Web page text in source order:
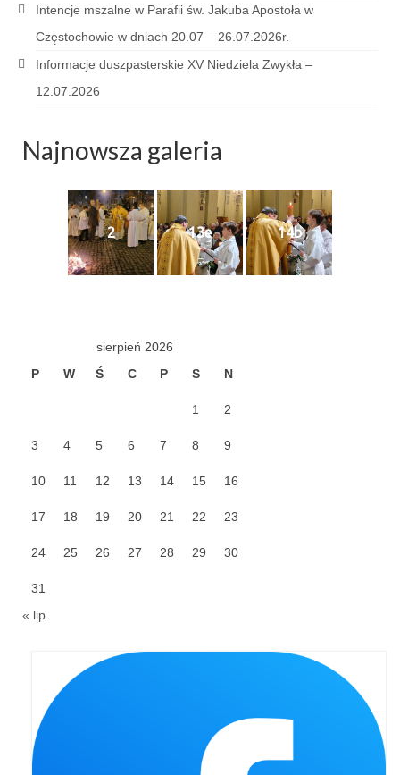
Galerie 2026
Niedziela Palmowa 29.03.2026
Wielka Sobota 04.04.2026
Godzina Miłosierdzia 12.04.2026
Zakończenie Oktawy Bożego Ciała
26.06.2025
Niedziela Palmowa 24.03.2024
Wigilia Paschalna 30.03.2024
Odpust 2024
Galerie 2023
Zakończenie oktawy 2023
Intencje mszalne w Parafii św. Jakuba Apostoła w
Częstochowie w dniach 20.07 – 26.07.2026r.
Informacje duszpasterskie XV Niedziela Zwykła –
12.07.2026
Najnowsza galeria
2 13e 14b
sierpień 2026
P
W Ś C P S N
1 2
3 4 5 6 7 8 9
10 11 12 13 14 15 16
17 18 19 20 21 22 23
24 25 26 27 28 29 30
31
« lip